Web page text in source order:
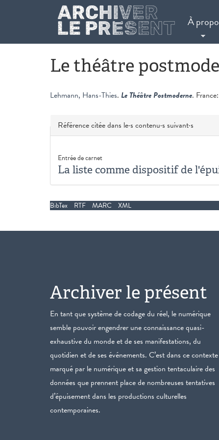
Aller au contenu principal
À
Le théâtre
Lehmann, Hans-Thies. Le Théâtre Postmoderne.
Masquer
Référence citée dans le·s contenu·s suivant·s
Entrée de carnet
La liste comme dispositif de
BibTex RTF MARC XML
Archiver le présent
En tant que système de codage du réel, le numérique
semble pouvoir engendrer une connaissance quasi-
exhaustive du monde et de ses manifestations, du
quotidien et de ses événements. C’est dans ce contexte
marqué par le numérique et sa gestion tentaculaire des
données que prennent place de nombreuses tentatives
d’épuisement dans les productions culturelles
contemporaines.